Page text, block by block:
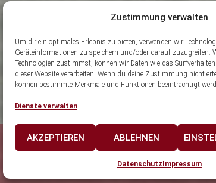
Zustimmung verwalten
Um dir ein optimales Erlebnis zu bieten, verwenden wir
Geräteinformationen zu speichern und/oder darauf zuzugreifen.
Technologien zustimmst, können wir Daten wie das
dieser Website verarbeiten. Wenn du deine Zustimmung nicht
können bestimmte Merkmale und Funktionen beeinträchtigt
Dienste verwalten
AKZEPTIEREN ABLEHNEN
Datenschutz Impressum